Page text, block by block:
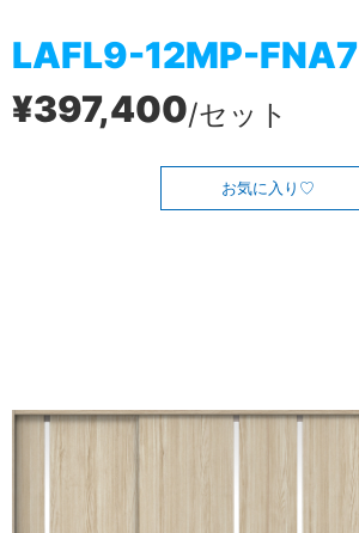
LAFL9-12MP-FNA7
¥397,400/セット
お気に入り